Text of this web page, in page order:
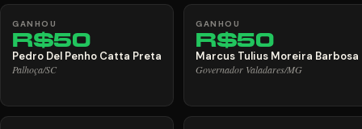
GANHOU
R$50
Pedro Del Penho Catta Preta
Palhoça/SC
GANHOU
R$50
Marcus Tulius Moreira Barbosa
Governador Valadares/MG